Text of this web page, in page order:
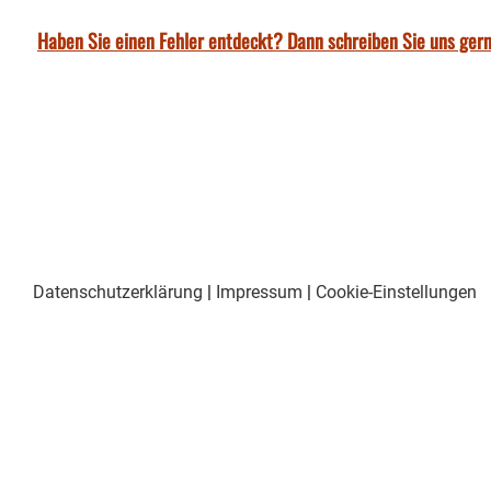
Haben Sie einen Fehler entdeckt? Dann schreiben Sie uns
Datenschutzerklärung | Impressum | Cookie-Einstellungen